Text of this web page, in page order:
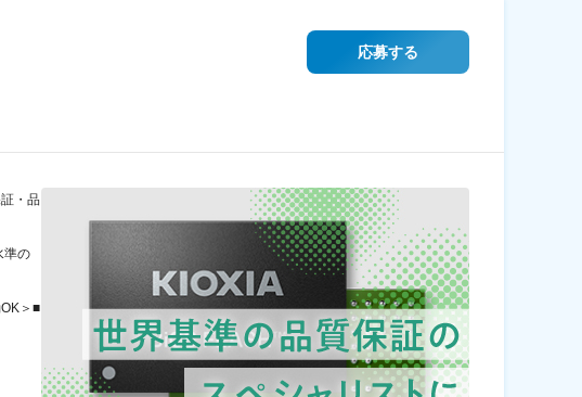
応募する
・品
準の
＞■